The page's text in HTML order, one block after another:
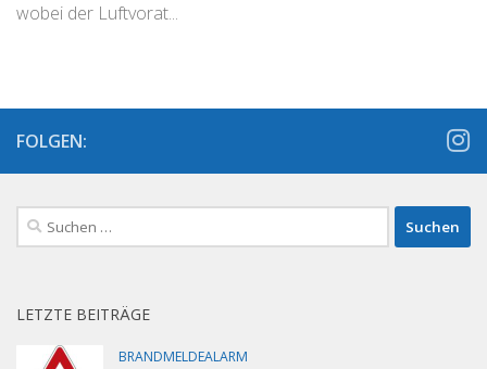
wobei der Luftvorat...
FOLGEN:
Suchen
nach:
LETZTE BEITRÄGE
BRANDMELDEALARM